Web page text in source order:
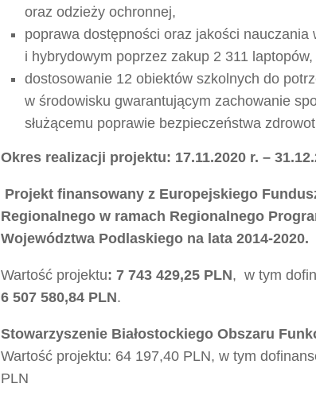
oraz odzieży ochronnej,
poprawa dostępności oraz jakości nauczania
i hybrydowym poprzez zakup 2 311 laptopów,
dostosowanie 12 obiektów szkolnych do
w środowisku gwarantującym zachowanie
służącemu poprawie bezpieczeństwa
Okres realizacji projektu: 17.11.2020 r. –
Projekt finansowany z Europejskiego
Regionalnego w ramach Regionalnego
Województwa Podlaskiego na lata 2014-2020.
Wartość projektu: 7 743 429,25 PLN, w tym
6 507 580,84 PLN.
Stowarzyszenie Białostockiego Obszaru
Wartość projektu: 64 197,40 PLN, w tym
PLN